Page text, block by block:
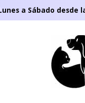
a Sábado desde